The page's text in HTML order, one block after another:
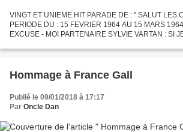
VINGT ET UNIEME HIT PARADE DE : " SALUT LES
PERIODE DU : 15 FEVRIER 1964 AU 15 MARS
EXCUSE - MOI PARTENAIRE SYLVIE VARTAN : SI
QUAND...
Hommage à France Gall
Publié le 09/01/2018 à 17:17
Par Oncle Dan